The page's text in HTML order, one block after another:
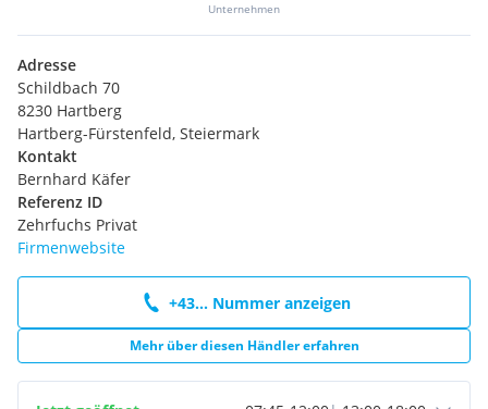
Unternehmen
Adresse
Schildbach 70
8230 Hartberg
Hartberg-Fürstenfeld, Steiermark
Kontakt
Bernhard Käfer
Referenz ID
Zehrfuchs Privat
Firmenwebsite
+43... Nummer anzeigen
Mehr über diesen Händler erfahren